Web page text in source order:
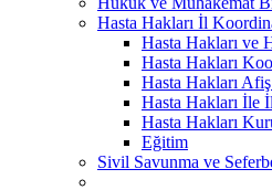
Hasta Hakları İl
Hasta Hakları ve
Hasta Hakları
Hasta Hakları
Hasta Hakları İle
Hasta Hakları
Eğitim
Sivil Savunma ve